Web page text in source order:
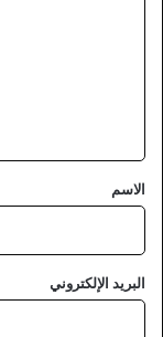
*
الاسم
البريد الإلكتروني